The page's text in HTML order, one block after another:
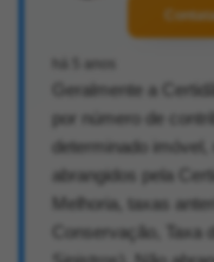
há 5 anos
Geralmente a
por número de
determinado
abrangidos pela
Melhoria, taxas
Conservação, Taxa